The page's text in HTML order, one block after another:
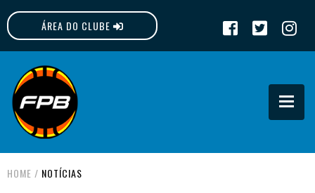
ÁREA DO CLUBE
FPB
HOME / NOTÍCIAS